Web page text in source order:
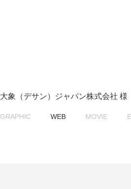
大象（デサン）ジャパン株式会社 様
GRAPHIC WEB MOVIE